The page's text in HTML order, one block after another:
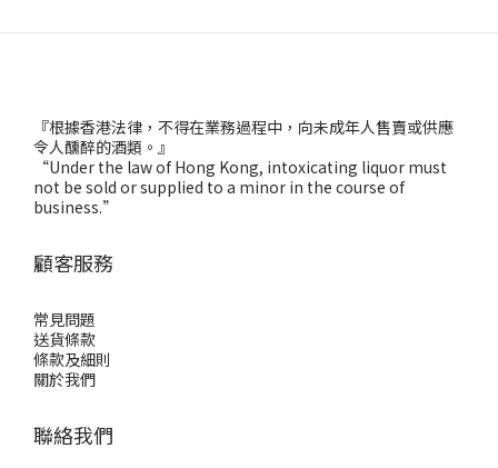
『根據香港法律，不得在業務過程中，向未成年人售賣或供應
令人醺醉的酒類。』
“Under the law of Hong Kong, intoxicating liquor must
not be sold or supplied to a minor in the course of
business.”
顧客服務
常見問題
送貨條款
條款及細則
關於我們
聯絡我們